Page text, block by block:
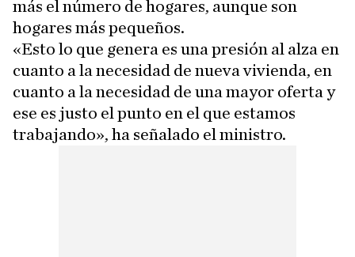
más el número de hogares, aunque son
hogares más pequeños.
«Esto lo que genera es una presión al alza en
cuanto a la necesidad de nueva vivienda, en
cuanto a la necesidad de una mayor oferta y
ese es justo el punto en el que estamos
trabajando», ha señalado el ministro.